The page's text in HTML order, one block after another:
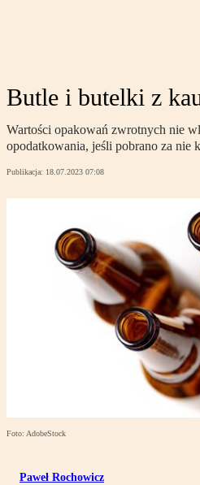
Butle i butelki z
Wartości opakowań zwrotnych nie
opodatkowania, jeśli pobrano za nie
Publikacja: 18.07.2023 07:08
Foto: AdobeStock
Paweł Rochowicz